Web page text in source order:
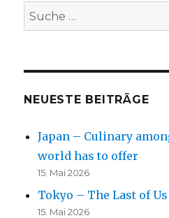
Suche
nach:
NEUESTE BEITRÄGE
Japan – Culinary
world has to offer
15. Mai 2026
Tokyo – The Last of Us
15. Mai 2026